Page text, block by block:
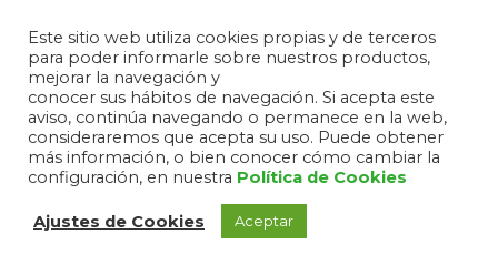
Este sitio web utiliza cookies propias y de terceros
para poder informarle sobre nuestros productos,
mejorar la navegación y
conocer sus hábitos de navegación. Si acepta este
aviso, continúa navegando o permanece en la web,
consideraremos que acepta su uso. Puede obtener
más información, o bien conocer cómo cambiar la
configuración, en nuestra Política de Cookies
Ajustes de Cookies Aceptar